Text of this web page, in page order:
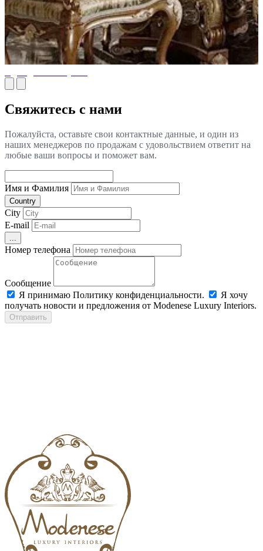
Свяжитесь с нами
Пожалуйста, оставьте свои контактные данные, и один из
наших менеджеров по продажам с удовольствием ответит на
любые ваши вопросы и поможет вам.
Имя и Фамилия
Country
City
E-mail
...
Номер телефона
Сообщение
Я принимаю Политику конфиденциальности.
Я хочу
получать новости и предложения от Modenese Luxury Interiors.
Отправить